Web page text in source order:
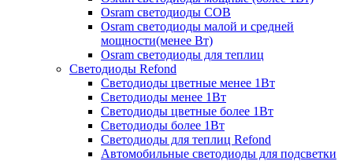
Osram светодиоды COB
Osram светодиоды малой и средней
мощности(менее Вт)
Osram светодиоды для теплиц
Светодиоды Refond
Светодиоды цветные менее 1Вт
Светодиоды менее 1Вт
Светодиоды цветные более 1Вт
Светодиоды более 1Вт
Светодиоды для теплиц Refond
Автомобильные светодиоды для подсветки